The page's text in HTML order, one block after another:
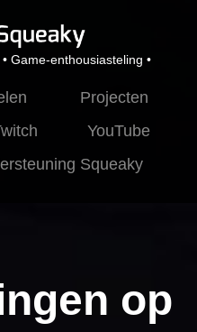
Game-enthousiasteling •
Projecten
YouTube
Squeaky
op